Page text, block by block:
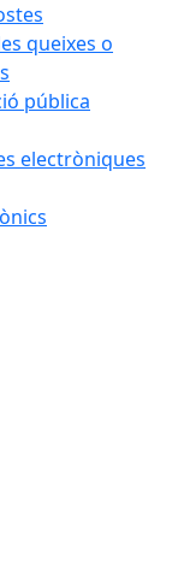
queixes o
pública
electròniques